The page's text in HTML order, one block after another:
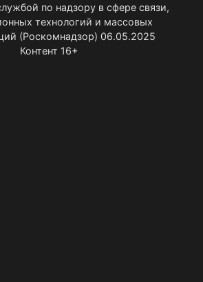
по надзору в сфере связи,
технологий и массовых
(Роскомнадзор) 06.05.2025
Контент 16+